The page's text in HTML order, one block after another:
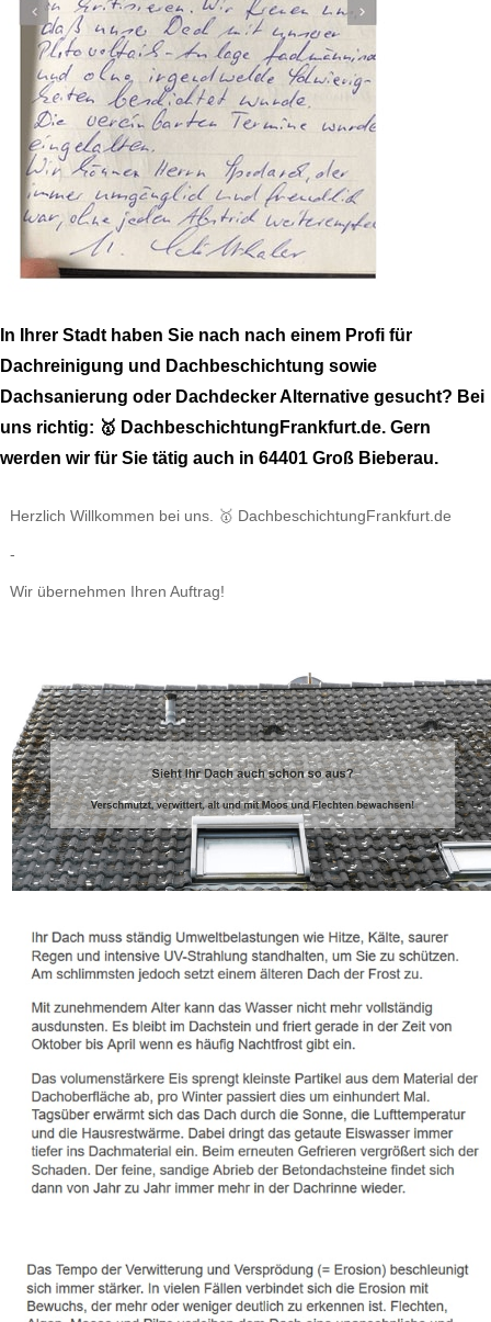
In Ihrer Stadt haben Sie nach nach einem Profi für
Dachreinigung und Dachbeschichtung sowie
Dachsanierung oder Dachdecker Alternative gesucht? Bei
uns richtig: 🥇 DachbeschichtungFrankfurt.de. Gern
werden wir für Sie tätig auch in 64401 Groß Bieberau.
Herzlich Willkommen bei uns. 🥇 DachbeschichtungFrankfurt.de
-
Wir übernehmen Ihren Auftrag!